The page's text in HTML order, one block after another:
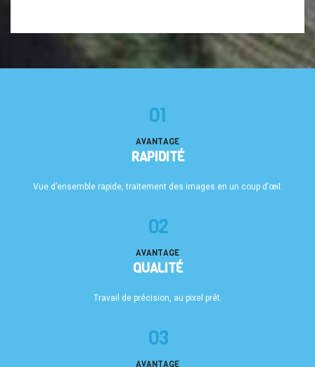
01
AVANTAGE
RAPIDITÉ
Vue d’ensemble rapide, traitement des images en un coup d’œil.
02
AVANTAGE
QUALITÉ
Travail de précision, au pixel prêt.
03
AVANTAGE